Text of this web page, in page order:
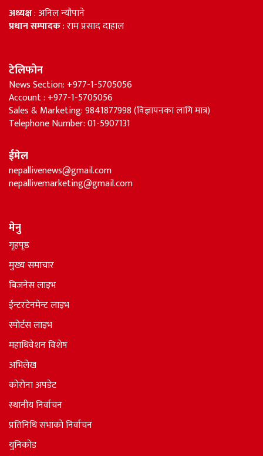
अध्यक्ष: अनिल न्यौपाने
प्रधान सम्पादक: राम प्रसाद दाहाल
टेलिफोन
News Section: +977-1-5705056
Account : +977-1-5705056
Sales & Marketing: 9841877998 (विज्ञापनका लागि मात्र)
Telephone Number: 01-5907131
ईमेल
nepallivenews@gmail.com
nepallivemarketing@gmail.com
मेनु
गृहपृष्ठ
मुख्य समाचार
बिजनेस लाइभ
ईन्टरटेनमेन्ट लाइभ
स्पोर्टस लाइभ
महाधिवेशन विशेष
अभिलेख
कोरोना अपडेट
स्थानीय निर्वाचन
प्रतिनिधि सभाकाे निर्वाचन
युनिकोड